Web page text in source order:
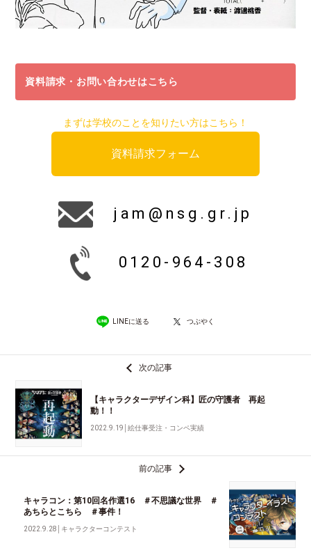
資料請求・お問い合わせはこちら
まずは学校のことを知りたい方はこちら！
資料請求フォーム
jam@nsg.gr.jp
0120-964-308
LINEに送る つぶやく
次の記事
【キャラクターデザイン科】匠の守護者 再起
動！！
2022.9.19 │絵仕事受注・コンペ実績
前の記事
キャラコン：第10回名作選16 ＃不思議な世界 ＃
あちらとこちら ＃事件！
2022.9.28 キャラクターコンテスト